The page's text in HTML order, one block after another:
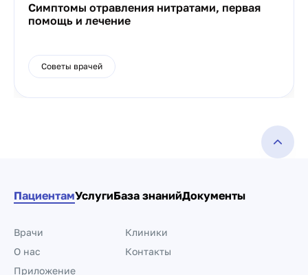
Симптомы отравления нитратами, первая
помощь и лечение
Советы врачей
ПациентамУслугиБаза знанийДокументы
Врачи
Клиники
О нас
Контакты
Приложение